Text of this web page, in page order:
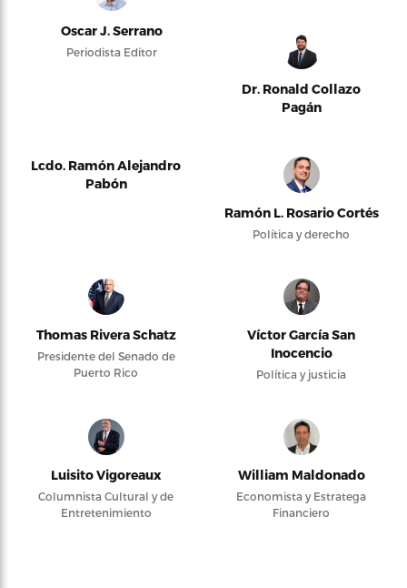
Oscar J. Serrano
Periodista Editor
Dr. Ronald Collazo
Pagán
Lcdo. Ramón Alejandro
Pabón
Ramón L. Rosario Cortés
Política y derecho
Thomas Rivera Schatz
Presidente del Senado de
Puerto Rico
Víctor García San
Inocencio
Política y justicia
Luisito Vigoreaux
Columnista Cultural y de
Entretenimiento
William Maldonado
Economista y Estratega
Financiero